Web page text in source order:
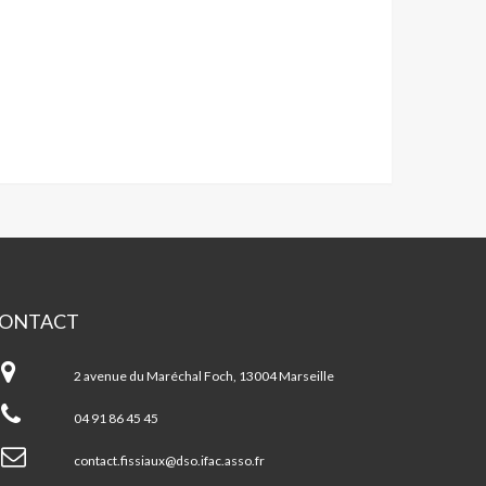
5
2 avenue du Maréchal Foch, 13004 Marseille
04 91 86 45 45
contact.fissiaux@dso.ifac.asso.fr